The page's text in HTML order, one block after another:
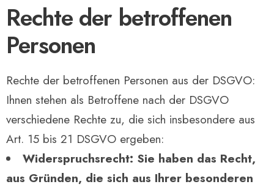
Rechte der betroffenen
Personen
Rechte der betroffenen Personen aus der DSGVO:
Ihnen stehen als Betroffene nach der DSGVO
verschiedene Rechte zu, die sich insbesondere aus
Art. 15 bis 21 DSGVO ergeben:
Widerspruchsrecht: Sie haben das Recht,
aus Gründen, die sich aus Ihrer besonderen